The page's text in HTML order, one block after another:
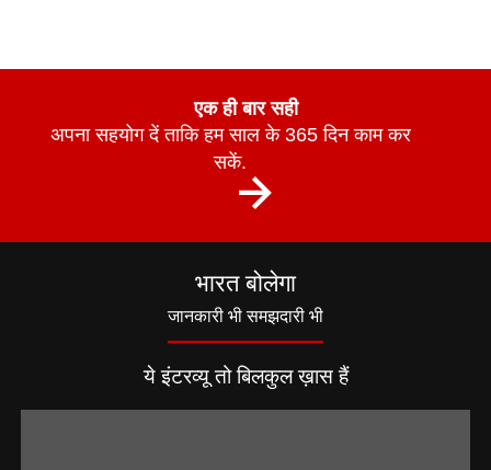
एक ही बार सही
अपना सहयोग दें ताकि हम साल के 365 दिन काम कर
सकें.
भारत बोलेगा
जानकारी भी समझदारी भी
ये इंटरव्यू तो बिलकुल ख़ास हैं